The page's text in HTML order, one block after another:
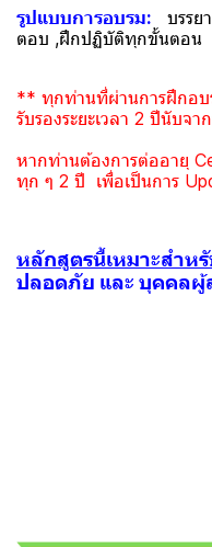
รูปแบบการอบรม: บรรย
ตอบ ,ฝึกปฏิบัติทุกขั้นตอน
** ทุกท่านที่ผ่านการฝึกอ
รับรองระยะเวลา 2 ปีนับจ
หากท่านต้องการต่ออายุ
ทุก ๆ 2 ปี เพื่อเป็นการ
หลักสูตรนี้เหมาะสำห
ปลอดภัย และ บุคคลผู้